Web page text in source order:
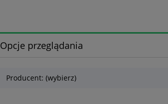
Opcje przeglądania
Producent: (wybierz)